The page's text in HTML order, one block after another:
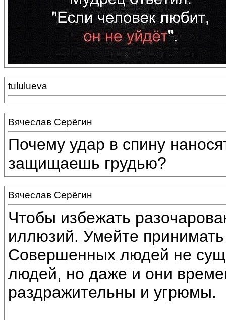
tululueva
Вячеслав Серёгин
Почему удар в спину
защищаешь грудью?
Вячеслав Серёгин
Чтобы избежать
иллюзий. Умейте
Совершенных людей не
людей, но даже и они
раздражительны и угрюмы.